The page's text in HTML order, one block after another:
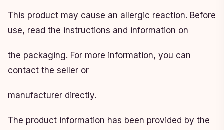
This product may cause an allergic reaction. Before
use, read the instructions and information on
the packaging. For more information, you can
contact the seller or
manufacturer directly.
The product information has been provided by the